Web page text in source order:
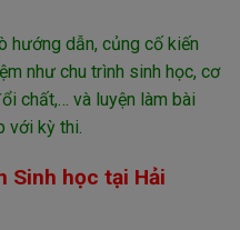
hướng dẫn, củng cố kiến
như chu trình sinh học, cơ
chất,… và luyện làm bài
với kỳ thi.
Sinh học tại Hải